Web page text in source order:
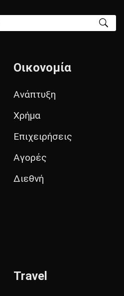
Οικονομία
Ανάπτυξη
Χρήμα
Επιχειρήσεις
Αγορές
Διεθνή
Travel